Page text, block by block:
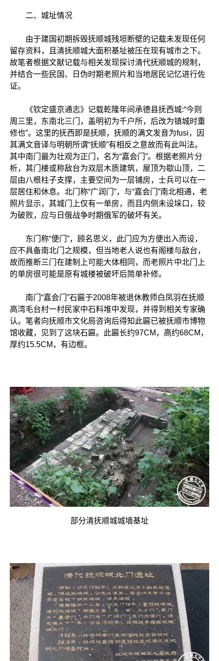
二、城址情况
由于建国初期拆毁抚顺城残垣断壁的记载未发现任何
留存资料，且清抚顺城大面积基址被压在现有城市之下。
故笔者根据文献记载与相关发现探讨清代抚顺城的规制，
并结合一些民国、日伪时期老照片和当地居民记忆进行佐
证。
《钦定盛京通志》记载乾隆年间承德县抚西城:“今则
周三里，东南北三门，盖明初为千户所，后改为镇城时重
修也”。这里的抚西即是抚顺，抚顺的满文发音为fusi，因
其满文音译与明朝所谓“抚顺”有相反之意故而有此叫法。
其中南门最为壮观为正门，名为“嘉会门”。根据老照片分
析，其门楼或称敌台为双层木质建筑，屋顶为歇山顶，二
层由八根柱子支撑，主要空间为一层铺房，士兵可以在一
层居住和休息。北门称“广润门”，与“嘉会门”南北相通，老
照片显示，其城门上仅有一单房，而且内侧未设垛口，较
为破败，应与日俄战争时期俄军的破坏有关。
东门称“便门”，顾名思义，此门应为方便出入而设，
应不具备南北门之规模，但当地老人说也有阁楼与敌台，
故而推断三门在建制上可能大体相同，而老照片中北门上
的单房很可能是原有城楼被破坏后简单补修。
南门“嘉会门”石匾于2008年被退休教师白凤羽在抚顺
高湾毛台村一村民家中石料堆中发现，并得到相关专家确
认。笔者向抚顺市文化局咨询后得知此匾已被抚顺市博物
馆收藏，见到了这块石匾。此匾长约97CM，高约68CM，
厚约15.5CM，有边框。
部分清抚顺城城墙基址